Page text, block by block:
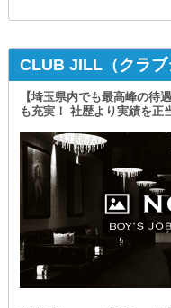
CLUB JILL（クラブ
【埼玉県内でも最高峰の待
も充実！ 社歴より実績を正